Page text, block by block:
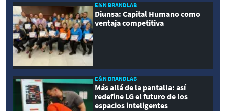
E&N BRANDLAB
Diunsa: Capital Humano como
ventaja competitiva
E&N BRANDLAB
Más allá de la pantalla: así
redefine LG el futuro de los
espacios inteligentes